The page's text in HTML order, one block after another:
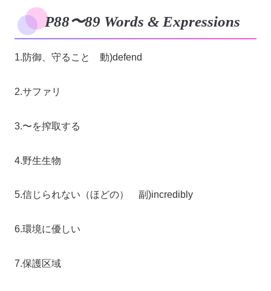
P88〜89 Words & Expressions
1.防御、守ること 動)defend
2.サファリ
3.〜を搾取する
4.野生生物
5.信じられない（ほどの） 副)incredibly
6.環境に優しい
7.保護区域